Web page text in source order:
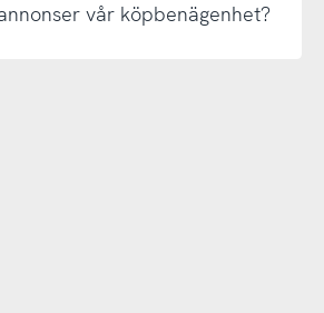
vår köpbenägenhet?